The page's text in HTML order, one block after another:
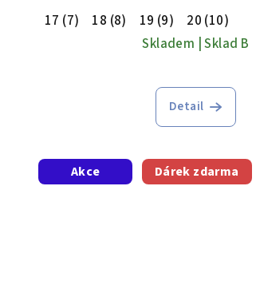
17 (7)
18 (8) 19 (9)
20 (10)
Skladem | Sklad B
Detail
Akce Dárek zdarma